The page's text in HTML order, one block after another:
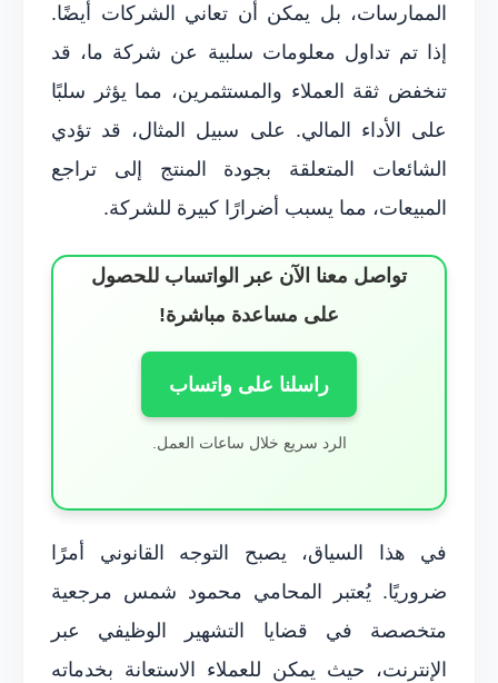
الممارسات، بل يمكن أن تعاني الشركات أيضًا.
إذا تم تداول معلومات سلبية عن شركة ما، قد
تنخفض ثقة العملاء والمستثمرين، مما يؤثر سلبًا
على الأداء المالي. على سبيل المثال، قد تؤدي
الشائعات المتعلقة بجودة المنتج إلى تراجع
المبيعات، مما يسبب أضرارًا كبيرة للشركة.
تواصل معنا الآن عبر الواتساب للحصول
على مساعدة مباشرة!
راسلنا على واتساب
الرد سريع خلال ساعات العمل.
في هذا السياق، يصبح التوجه القانوني أمرًا
ضروريًا. يُعتبر المحامي محمود شمس مرجعية
متخصصة في قضايا التشهير الوظيفي عبر
الإنترنت، حيث يمكن للعملاء الاستعانة بخدماته